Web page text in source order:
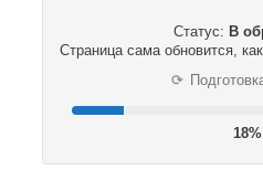
Статус: В
Страница сама обновится,
⟳
19%